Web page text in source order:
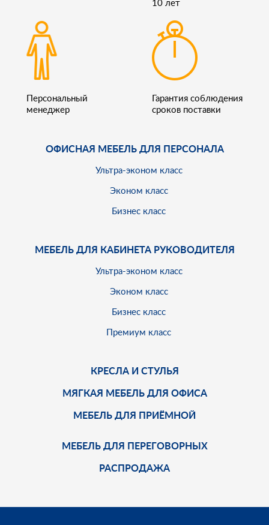
10 лет
Персональный
менеджер
Гарантия соблюдения
сроков поставки
ОФИСНАЯ МЕБЕЛЬ ДЛЯ ПЕРСОНАЛА
Ультра-эконом класс
Эконом класс
Бизнес класс
МЕБЕЛЬ ДЛЯ КАБИНЕТА РУКОВОДИТЕЛЯ
Ультра-эконом класс
Эконом класс
Бизнес класс
Премиум класс
КРЕСЛА И СТУЛЬЯ
МЯГКАЯ МЕБЕЛЬ ДЛЯ ОФИСА
МЕБЕЛЬ ДЛЯ ПРИЁМНОЙ
МЕБЕЛЬ ДЛЯ ПЕРЕГОВОРНЫХ
РАСПРОДАЖА